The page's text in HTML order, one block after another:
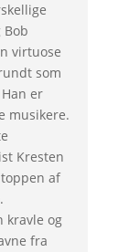
Bob
virtuose
som
er
musikere.
Kresten
af
kravle og
fra